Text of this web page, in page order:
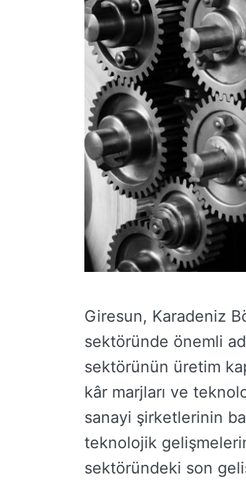
Giresun, Karadeniz
sektöründe önemli
sektörünün üretim
kâr marjları ve
sanayi şirketlerinin
teknolojik
sektöründeki son